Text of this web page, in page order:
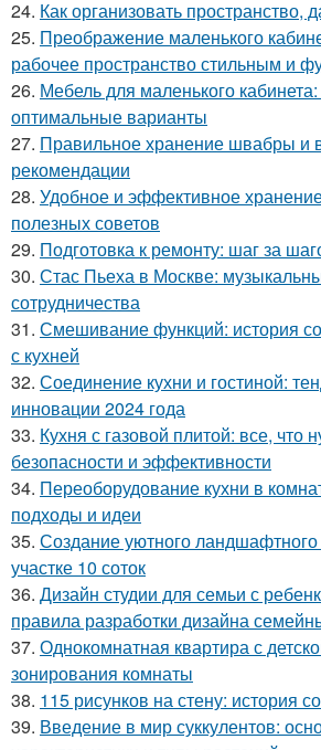
24. Как организовать пространство,
25. Преображение маленького
рабочее пространство стильным и
26. Мебель для маленького
оптимальные варианты
27. Правильное хранение швабры и
рекомендации
28. Удобное и эффективное
полезных советов
29. Подготовка к ремонту: шаг за
30. Стас Пьеха в Москве:
сотрудничества
31. Смешивание функций: история
с кухней
32. Соединение кухни и гостиной:
инновации 2024 года
33. Кухня с газовой плитой: все, что
безопасности и эффективности
34. Переоборудование кухни в
подходы и идеи
35. Создание уютного
участке 10 соток
36. Дизайн студии для семьи с
правила разработки дизайна
37. Однокомнатная квартира с
зонирования комнаты
38. 115 рисунков на стену: история
39. Введение в мир суккулентов: